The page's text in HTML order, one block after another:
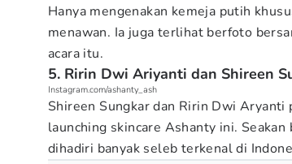
Hanya mengenakan kemeja putih
menawan. Ia juga terlihat berfoto
acara itu.
5. Ririn Dwi Ariyanti dan Shireen
Instagram.com/ashanty_ash
Shireen Sungkar dan Ririn Dwi Aryanti
launching skincare Ashanty ini.
dihadiri banyak seleb terkenal di